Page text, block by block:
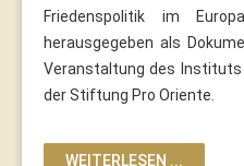
Friedenspolitik im
herausgegeben als
Veranstaltung des Instituts
der Stiftung Pro Oriente.
WEITERLESEN ...